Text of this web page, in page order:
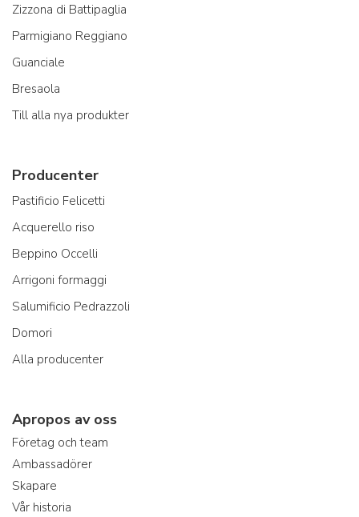
Zizzona di Battipaglia
Parmigiano Reggiano
Guanciale
Bresaola
Till alla nya produkter
Producenter
Pastificio Felicetti
Acquerello riso
Beppino Occelli
Arrigoni formaggi
Salumificio Pedrazzoli
Domori
Alla producenter
Apropos av oss
Företag och team
Ambassadörer
Skapare
Vår historia